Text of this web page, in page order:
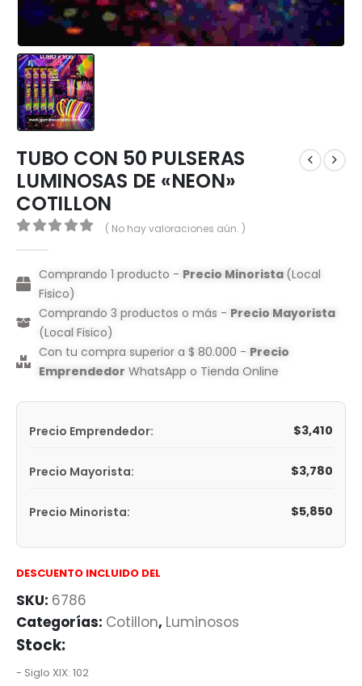
TUBO CON 50 PULSERAS
LUMINOSAS DE «NEON»
COTILLON
( No hay valoraciones aún. )
Comprando 1 producto - Precio Minorista (Local
Fisico)
Comprando 3 productos o más - Precio Mayorista
(Local Fisico)
Con tu compra superior a $ 80.000 - Precio
Emprendedor WhatsApp o Tienda Online
Precio Emprendedor: $3,410
Precio Mayorista: $3,780
Precio Minorista: $5,850
DESCUENTO INCLUIDO DEL
SKU: 6786
Categorías: Cotillon, Luminosos
Stock:
- Siglo XIX: 102